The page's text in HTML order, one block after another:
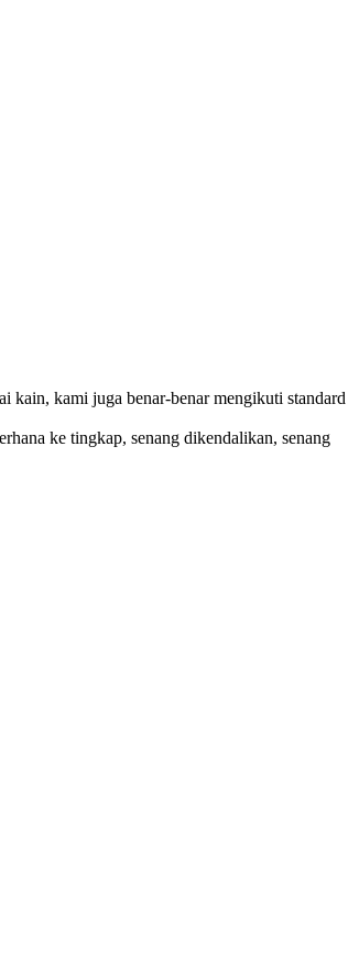
kain, kami juga benar-benar mengikuti standard
ke tingkap, senang dikendalikan, senang